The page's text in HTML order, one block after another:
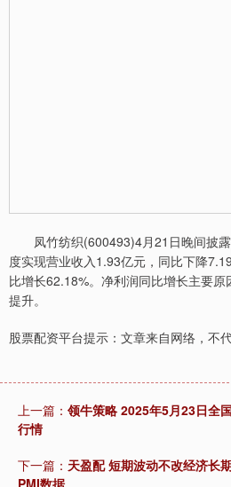
凤竹纺织(600493)4月21日晚间披露
度实现营业收入1.93亿元，同比下降
比增长62.18%。净利润同比增长主要
提升。
股票配资平台提示：文章来自网络，不
上一篇： 领牛策略 2025年5月23日全
行情
下一篇： 天盈配 短期波动不改经济
PMI数据